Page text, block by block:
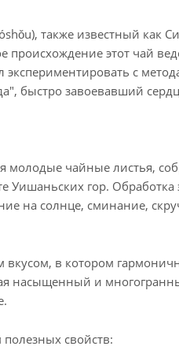
также известный как
этот чай
с
быстро завоевавший
молодые чайные листья,
гор. Обработка
на солнце, сминание,
в котором
насыщенный и
свойств: